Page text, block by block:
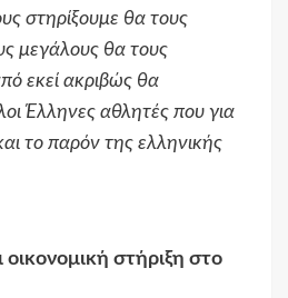
στηρίξουμε θα τους
μεγάλους θα τους
εκεί ακριβώς θα
Έλληνες αθλητές που για
το παρόν της ελληνικής
στήριξη στο